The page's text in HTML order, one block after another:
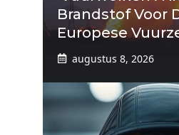
Brandstof Voor
Europese
augustus 8, 2026